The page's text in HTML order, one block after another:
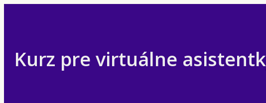
Kurz pre virtuálne